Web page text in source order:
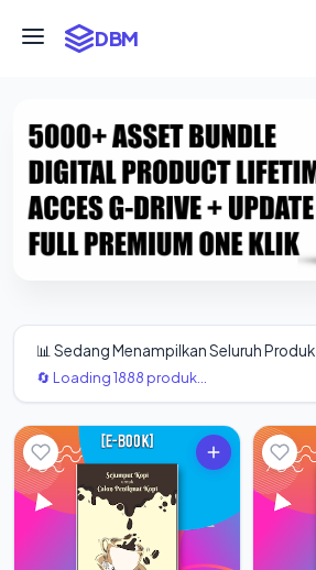
DBM
📊 Sedang Menampilkan Seluruh Produk
🔄 Loading 1888 produk...